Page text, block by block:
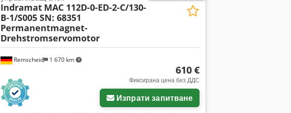
Remscheid 1 670 km
Indramat MAC 112D-0-ED-2-C/130-
B-1/S005 SN: 68351
Permanentmagnet-
Drehstromservomotor
610 €
Фиксирана цена без ДДС
Изпрати запитване